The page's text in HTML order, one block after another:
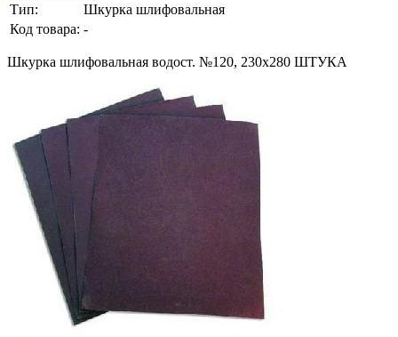
Тип:
Шкурка шлифовальная
Код товара: -
Шкурка шлифовальная водост. №120, 230х280 ШТУКА